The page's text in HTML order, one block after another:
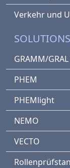
Verkehr und
SOLUTIONS
GRAMM/
PHEM
PHEMlight
NEMO
VECTO